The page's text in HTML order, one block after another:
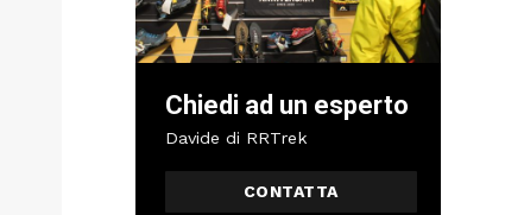
Chiedi ad un esperto
Davide di RRTrek
CONTATTA